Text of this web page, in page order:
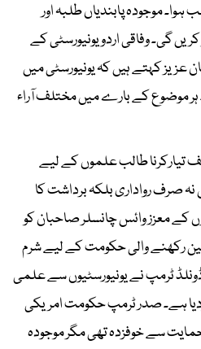
موجودہ پابندیاں طلبہ اور
گی۔ وفاقی اردو یونیورسٹی کے
عزیز کہتے ہیں کہ یونیورسٹی میں
ہر موضوع کے بارے میں مختلف آراء
تیارکرنا طالب علموں کے لیے
صرف رواداری بلکہ برداشت کا
کے معزز وائس چانسلر صاحبان کو
رکھنے والی حکومت کے لیے شرم
ٹرمپ نے یونیورسٹیوں سے علمی
ہے۔ صدر ٹرمپ حکومت امریکی
سے خوفزدہ تھی مگر موجودہ